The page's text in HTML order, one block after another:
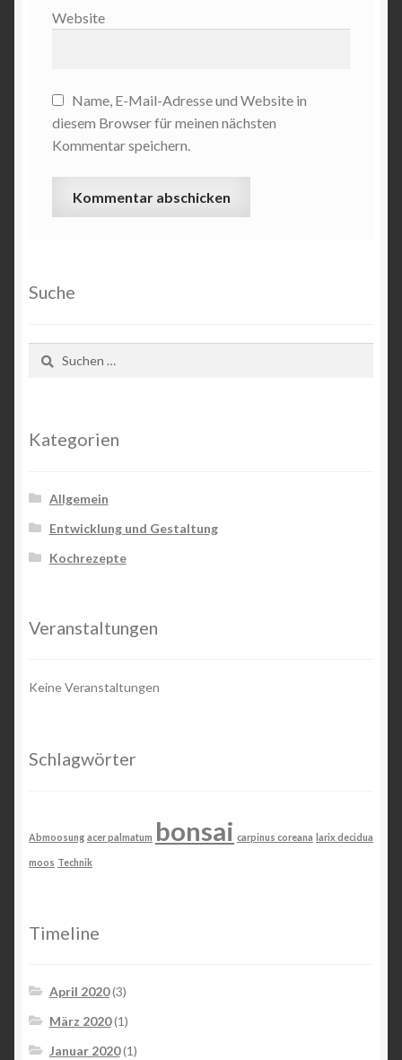
Website
Name, E-Mail-Adresse und Website in
diesem Browser für meinen nächsten
Kommentar speichern.
Suche
nach:
Kategorien
Allgemein
Entwicklung und Gestaltung
Kochrezepte
Veranstaltungen
Keine Veranstaltungen
Schlagwörter
Abmoosung acer palmatum bonsai carpinus coreana larix decidua
moos Technik
Timeline
April 2020(3)
März 2020(1)
Januar 2020(1)